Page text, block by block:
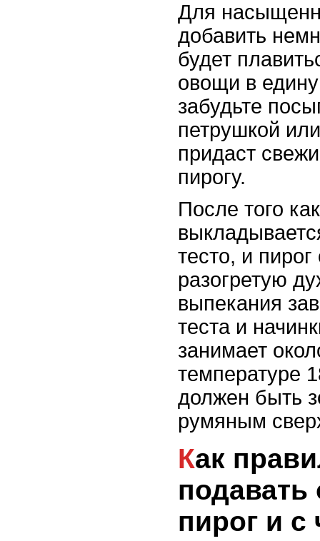
Для
добавить
будет
овощи в
забудьте
петрушкой
придаст
пирогу.
После того
тесто, и
разогретую
выпекания
теста и
занимает
температуре
должен быть
румяным
Как правильно
пирог и с